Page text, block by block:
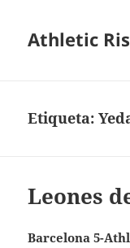
Athletic
Etiqueta:
Leones
Barcelona 5-